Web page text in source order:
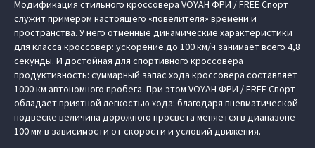
Модификация стильного кроссовера VOYAH ФРИ / FREE Спорт
служит примером настоящего «повелителя» времени и
пространства. У него отменные динамические характеристики
для класса кроссовер: ускорение до 100 км/ч занимает всего 4,8
секунды. И достойная для спортивного кроссовера
продуктивность: суммарный запас хода кроссовера составляет
1000 км автономного пробега. При этом VOYAH ФРИ / FREE Спорт
обладает приятной легкостью хода: благодаря пневматической
подвеске величина дорожного просвета меняется в диапазоне
100 мм в зависимости от скорости и условий движения.